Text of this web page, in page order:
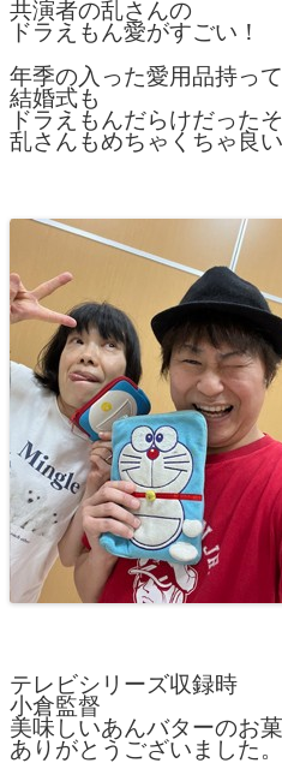
共演者の乱さんの
ドラえもん愛がすごい！
年季の入った愛用品持っ
結婚式も
ドラえもんだらけだったそ
乱さんもめちゃくちゃ良い
テレビシリーズ収録時
小倉監督
美味しいあんバターのお
ありがとうございました。